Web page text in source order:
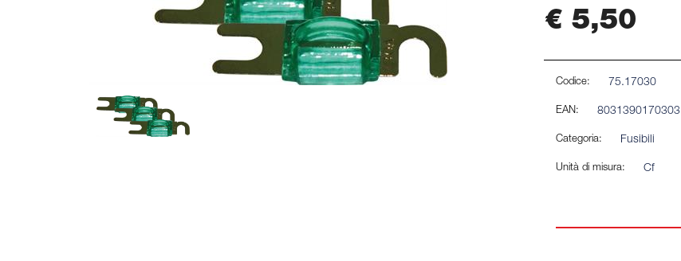
€ 5,50
Codice: 75.17030
EAN: 8031390170303
Categoria: Fusibili
Unità di misura: Cf